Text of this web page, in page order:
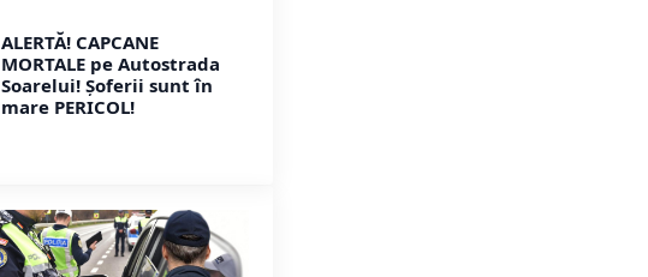
ALERTĂ! CAPCANE
MORTALE pe Autostrada
Soarelui! Șoferii sunt în
mare PERICOL!